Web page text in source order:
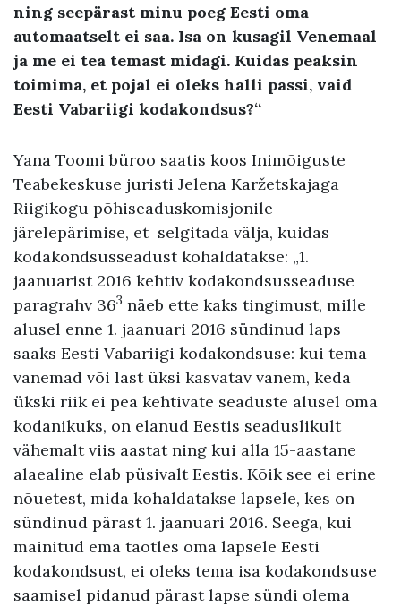
ning seepärast minu poeg Eesti oma
automaatselt ei saa. Isa on kusagil Venemaal
ja me ei tea temast midagi. Kuidas peaksin
toimima, et pojal ei oleks halli passi, vaid
Eesti Vabariigi kodakondsus?“
Yana Toomi büroo saatis koos Inimõiguste
Teabekeskuse juristi Jelena Karžetskajaga
Riigikogu põhiseaduskomisjonile
järelepärimise, et selgitada välja, kuidas
kodakondsusseadust kohaldatakse: „1.
jaanuarist 2016 kehtiv kodakondsusseaduse
paragrahv 363 näeb ette kaks tingimust, mille
alusel enne 1. jaanuari 2016 sündinud laps
saaks Eesti Vabariigi kodakondsuse: kui tema
vanemad või last üksi kasvatav vanem, keda
ükski riik ei pea kehtivate seaduste alusel oma
kodanikuks, on elanud Eestis seaduslikult
vähemalt viis aastat ning kui alla 15-aastane
alaealine elab püsivalt Eestis. Kõik see ei erine
nõuetest, mida kohaldatakse lapsele, kes on
sündinud pärast 1. jaanuari 2016. Seega, kui
mainitud ema taotles oma lapsele Eesti
kodakondsust, ei oleks tema isa kodakondsuse
saamisel pidanud pärast lapse sündi olema